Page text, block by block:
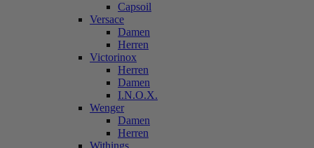
Capsoil
Versace
Damen
Herren
Victorinox
Herren
Damen
I.N.O.X.
Wenger
Damen
Herren
Withings